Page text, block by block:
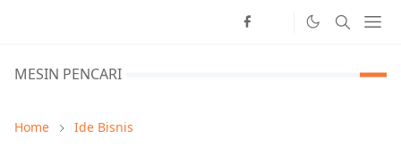
MESIN PENCARI
Home Ide Bisnis